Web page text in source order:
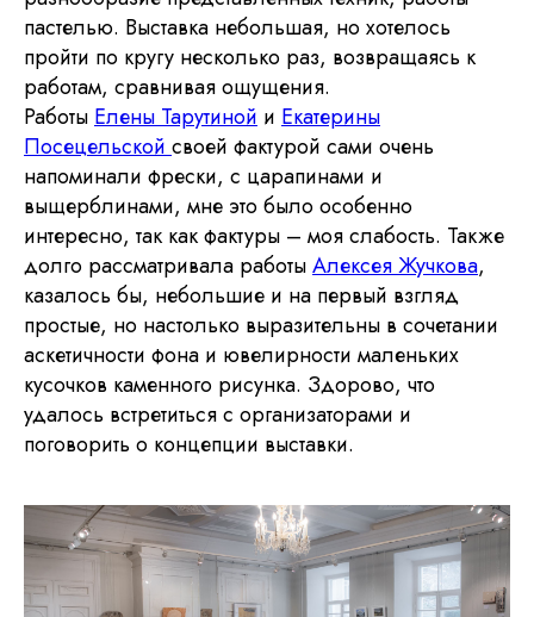
пастелью. Выставка небольшая, но хотелось
пройти по кругу несколько раз, возвращаясь к
работам, сравнивая ощущения.
РаботыЕлены Тарутиной и Екатерины
Посецельскойсвоей фактурой сами очень
напоминали фрески, с царапинами и
выщерблинами, мне это было особенно
интересно, так как фактуры – моя слабость. Также
долго рассматривала работыАлексея Жучкова,
казалось бы, небольшие и на первый взгляд
простые, но настолько выразительны в сочетании
аскетичности фона и ювелирности маленьких
кусочков каменного рисунка. Здорово, что
удалось встретиться с организаторами и
поговорить о концепции выставки.
Отправить
С оформлением картин к выставке нам помогает
багетная мастерскаяИдиллиум
Все картины и изображения, представленные на этом
сайте, являются собственностью каждого художника
и не могут быть использованы, изменены или
воспроизведены каким-либо образом без разрешения
художника.
Администрирование
Политика конфиденциальности
info@pastelsociety.ru
Национальный союз пастелистов
Некоммерческая организация
ОГРН 1187700020298
ИНН 7728453231
Договор-оферта
Отказ от ответственности
Разработка и техническая поддержка сайтов